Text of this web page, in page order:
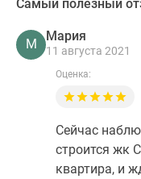
Самый полезный
М
Мария
11 августа 2021
Оценка:
Сейчас
строится жк
квартира, и